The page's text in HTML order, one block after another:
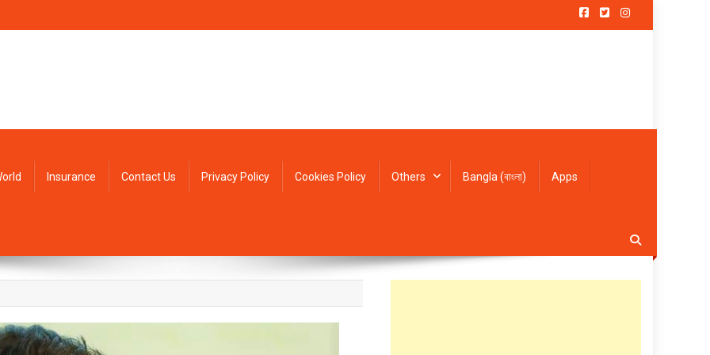
Insurance Contact Us Privacy Policy Cookies Policy Others Bangla (বাংলা) Apps